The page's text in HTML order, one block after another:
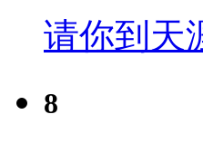
请你到天
8